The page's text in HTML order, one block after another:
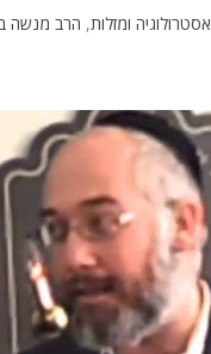
אסטרולוגיה ומזלות, הרב מנשה